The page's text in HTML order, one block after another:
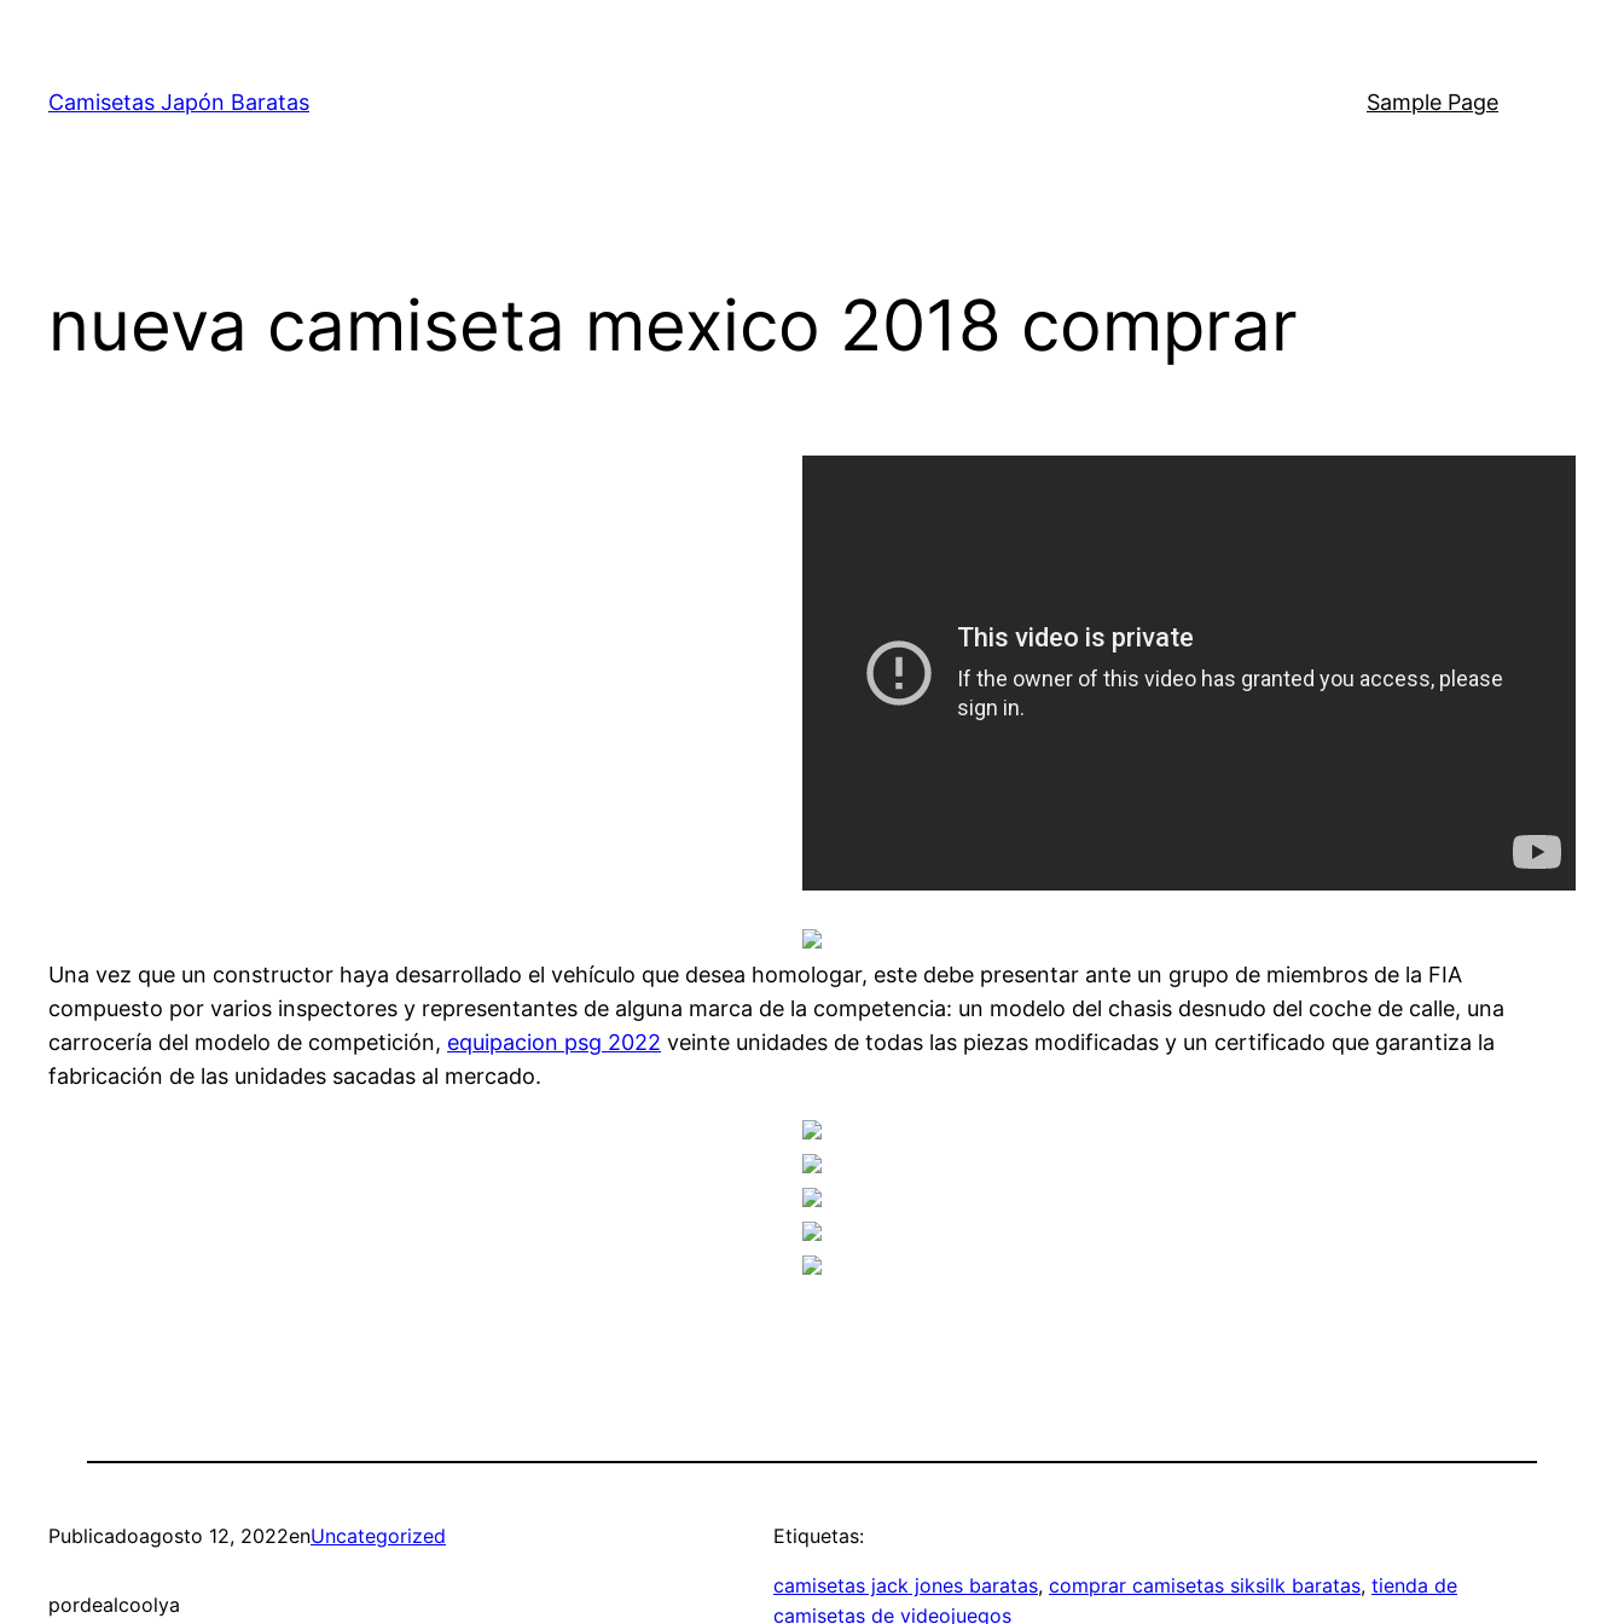
contenido
Camisetas Japón Baratas Sample Page
nueva camiseta mexico 2018 comprar
Una vez que un constructor haya desarrollado el vehículo que desea homologar, este debe presentar ante un grupo de miembros de la FIA
compuesto por varios inspectores y representantes de alguna marca de la competencia: un modelo del chasis desnudo del coche de calle, una
carrocería del modelo de competición, equipacion psg 2022 veinte unidades de todas las piezas modificadas y un certificado que garantiza la
fabricación de las unidades sacadas al mercado.
Publicadoagosto 12, 2022enUncategorized
pordealcoolya
Etiquetas:
camisetas jack jones baratas, comprar camisetas siksilk baratas, tienda de
camisetas de videojuegos